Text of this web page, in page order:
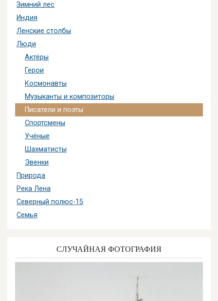
Зимний лес
Индия
Ленские столбы
Люди
Актёры
Герои
Космонавты
Музыканты и композиторы
Писатели и поэты
Спортсмены
Учёные
Шахматисты
Эвенки
Природа
Река Лена
Северный полюс-15
Семья
СЛУЧАЙНАЯ ФОТОГРАФИЯ